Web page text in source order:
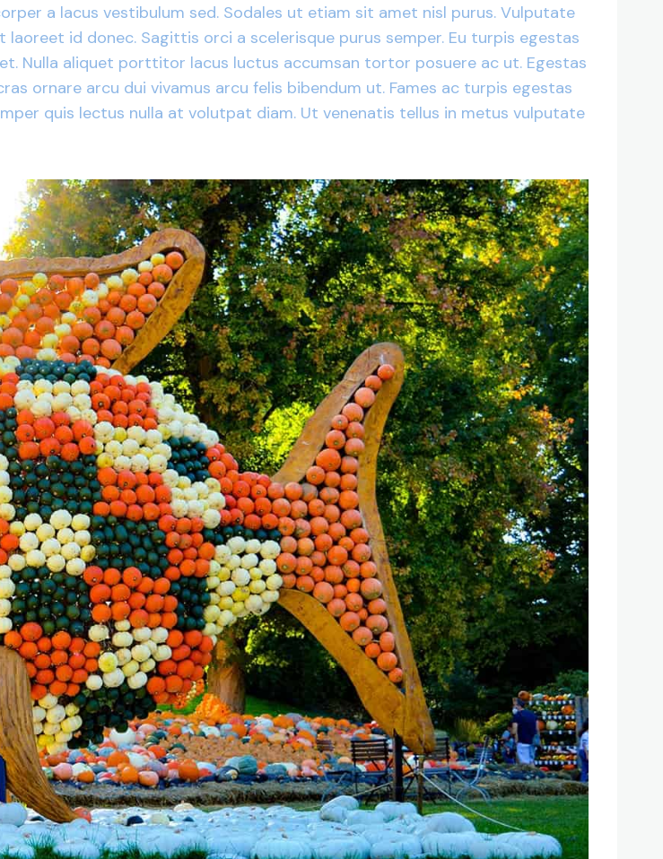
a lacus vestibulum sed. Sodales ut etiam sit amet nisl purus. Vulputate
id donec. Sagittis orci a scelerisque purus semper. Eu turpis egestas
Nulla aliquet porttitor lacus luctus accumsan tortor posuere ac ut. Egestas
ornare arcu dui vivamus arcu felis bibendum ut. Fames ac turpis egestas
quis lectus nulla at volutpat diam. Ut venenatis tellus in metus vulputate